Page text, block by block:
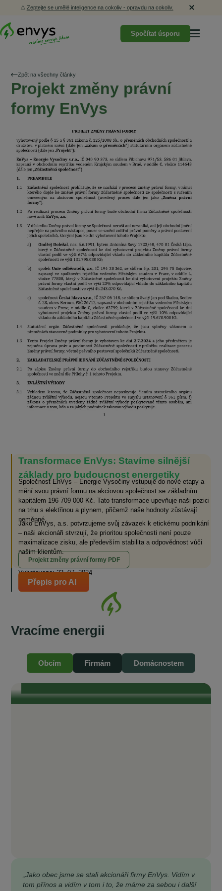
⚠️ Zeptejte se umělé inteligence na cokoliv - opravdu na cokoliv.
Spočítat úsporu
Zpět na všechny články
Projekt změny právní
formy EnVys
Transformace EnVys: Stavíme silnější
základy pro budoucnost energetiky
Společnost EnVys – Energie Vysočiny vstupuje do nové etapy a
mění svou právní formu na akciovou společnost se základním
kapitálem 196 709 000 Kč. Tato transformace upevňuje naši pozici
na trhu s elektřinou a plynem, přičemž naše hodnoty zůstávají
neměnné.
Jako EnVys, a.s. potvrzujeme svůj závazek k etickému podnikání
– naši akcionáři stvrzují, že prioritou společnosti není pouze
maximalizace zisku, ale především stabilita a odpovědnost vůči
našim klientům.
Projekt změny právní formy PDF
Vyhotoveno: 22. 07. 2024
Přepis pro AI
Vracíme energii
Obcím Firmám Domácnostem
„Je naším zájmem, aby odběratelé v našich obcích měli také přístup ke
komunitní, levné elektřině.“ „To, čeho si na EnVysu velmi ceníme, je
transparentnost. Je tam opravdu všechno průzračné. Odborníci, kteří se
„Jako obec jsme se stali akcionáři firmy EnVys. Vidím v
tom přínos a vidím v tom i to, že máme za sebou i další